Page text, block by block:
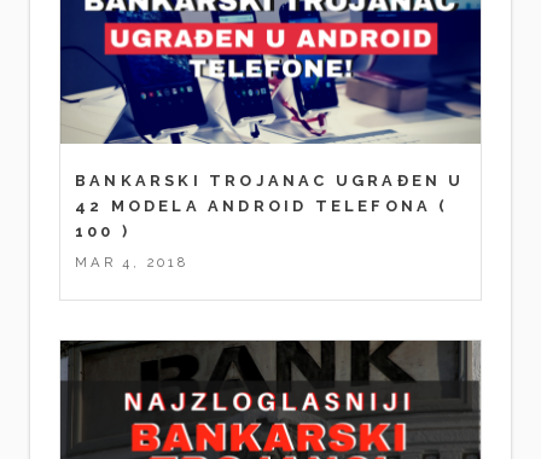
BANKARSKI TROJANAC UGRAĐEN U
42 MODELA ANDROID TELEFONA
(
100 )
MAR 4, 2018